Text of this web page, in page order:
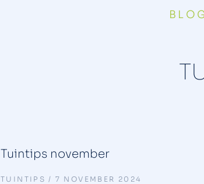
Tuintips november
TUINTIPS 7 NOVEMBER 2024